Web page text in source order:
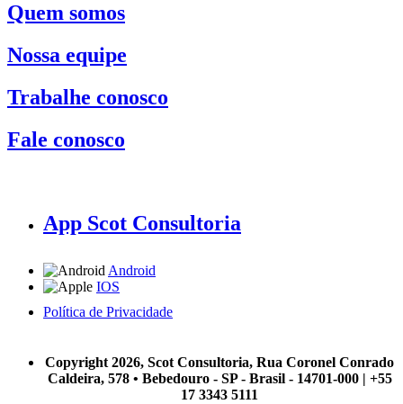
Quem somos
Nossa equipe
Trabalhe conosco
Fale conosco
App Scot Consultoria
Android
IOS
Política de Privacidade
Copyright 2026, Scot Consultoria, Rua Coronel Conrado
Caldeira, 578 • Bebedouro - SP - Brasil - 14701-000 | +55
17 3343 5111